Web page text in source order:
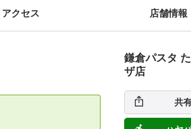
アクセス 店舗情報
鎌倉パスタ
ザ店
共